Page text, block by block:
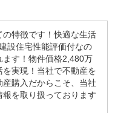
ださいませ！
！
お越しください。
トなど沢山のおも
用ドリンク、子供
ります。
特徴です！快適な生活
設住宅性能評価付なの
ます！物件価格2,480万
実現！当社で不動産を
購入だからこそ、当社
を取り扱っております